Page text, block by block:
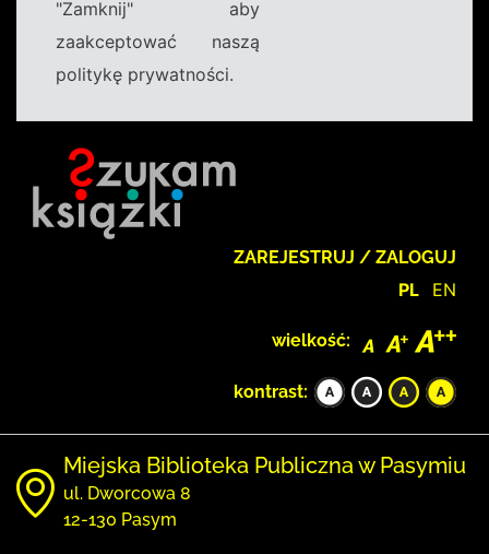
"Zamknij" aby
zaakceptować naszą
politykę prywatności.
ZAREJESTRUJ / ZALOGUJ
PL EN
wielkość:
kontrast:
Miejska Biblioteka Publiczna w Pasymiu
ul. Dworcowa 8
12-130 Pasym